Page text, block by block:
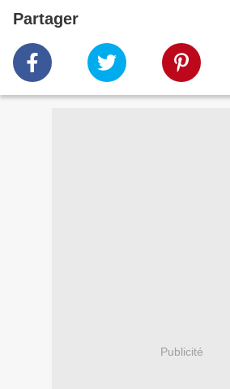
Partager
Publicité